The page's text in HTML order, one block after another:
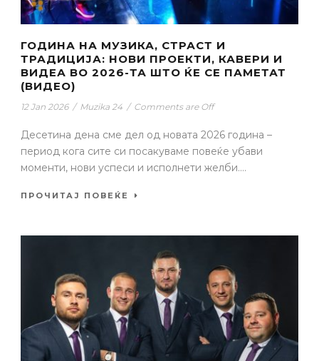
ГОДИНА НА МУЗИКА, СТРАСТ И
ТРАДИЦИЈА: НОВИ ПРОЕКТИ, КАВЕРИ И
ВИДЕА ВО 2026-ТА ШТО ЌЕ СЕ ПАМЕТАТ
(ВИДЕО)
12 Jan 2026 / Muzika 24 / Comments are Off
Десетина дена сме дел од новата 2026 година –
период кога сите си посакуваме повеќе убави
моменти, нови успеси и исполнети желби....
ПРОЧИТАЈ ПОВЕЌЕ